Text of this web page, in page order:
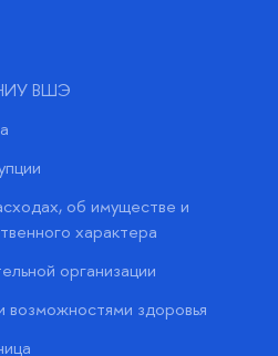
ВШЭ
об имуществе и
характера
организации
здоровья